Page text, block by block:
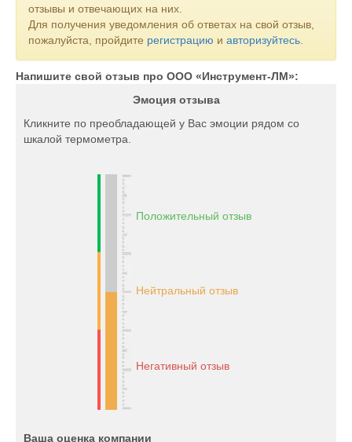
отзывы и отвечающих на них.
Для получения уведомления об ответах на свой отзыв,
пожалуйста, пройдите регистрацию и авторизуйтесь
Напишите свой отзыв про ООО «Инструмент-ЛМ»:
Эмоция отзыва
Кликните по преобладающей у Вас эмоции рядом со
шкалой термометра.
Положительный отзыв
Нейтральный отзыв
Негативный отзыв
Ваша оценка компании